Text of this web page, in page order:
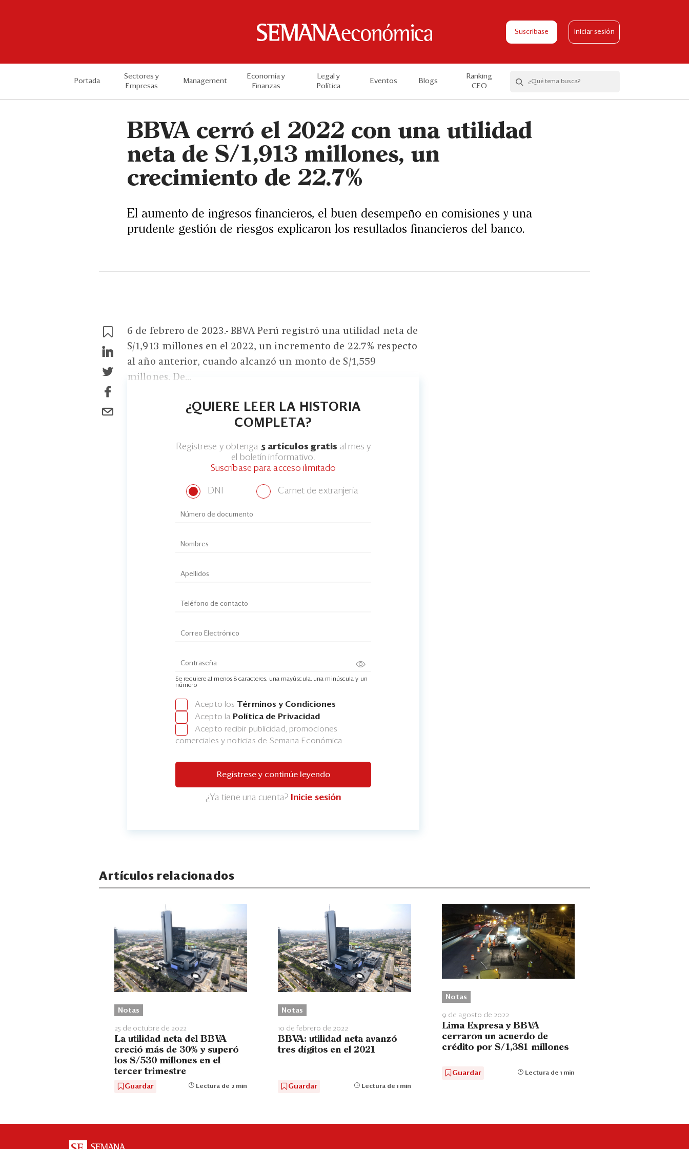
Suscríbase Iniciar sesión
Portada
Sectores y
Empresas
Management
Economía y
Finanzas
Legal y
Política
Eventos Blogs
Ranking
CEO
BBVA cerró el 2022 con una utilidad
neta de S/1,913 millones, un
crecimiento de 22.7%
El aumento de ingresos financieros, el buen desempeño en comisiones y una
prudente gestión de riesgos explicaron los resultados financieros del banco.
6 de febrero de 2023.- BBVA Perú registró una utilidad neta de
S/1,913 millones en el 2022, un incremento de 22.7% respecto
al año anterior, cuando alcanzó un monto de S/1,559
millones. De...
¿QUIERE LEER LA HISTORIA
COMPLETA?
Regístrese y obtenga 5 artículos gratis al mes y
el boletín informativo.
Suscríbase para acceso ilimitado
DNI Carnet de extranjería
Se requiere al menos 8 caracteres, una mayúscula, una minúscula y un
número
Acepto los Términos y Condiciones
Acepto la Política de Privacidad
Acepto recibir publicidad, promociones
comerciales y noticias de Semana Económica
Regístrese y continúe leyendo
¿Ya tiene una cuenta? Inicie sesión
Artículos relacionados
Notas
25 de octubre de 2022
La utilidad neta del BBVA
creció más de 30% y superó
los S/530 millones en el
tercer trimestre
Guardar Lectura de 2 min
Notas
10 de febrero de 2022
BBVA: utilidad neta avanzó
tres dígitos en el 2021
Guardar Lectura de 1 min
Notas
9 de agosto de 2022
Lima Expresa y BBVA
cerraron un acuerdo de
crédito por S/1,381 millones
Guardar Lectura de 1 min